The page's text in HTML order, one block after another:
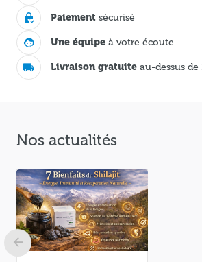
Paiement sécurisé
Une équipe à votre écoute
Livraison gratuite au-dessus de
Nos actualités